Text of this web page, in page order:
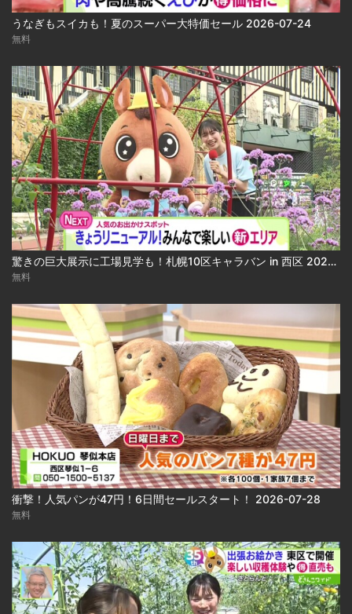
うなぎもスイカも！夏のスーパー大特価セール 2026-07-24
無料
驚きの巨大展示に工場見学も！札幌10区キャラバン in 西区 2026-07-30 2026-07-30
無料
衝撃！人気パンが47円！6日間セールスタート！ 2026-07-28
無料